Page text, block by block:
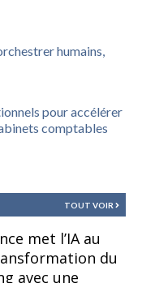
humains,
pour accélérer
comptables
TOUT VOIR
met l’IA au
du
avec une